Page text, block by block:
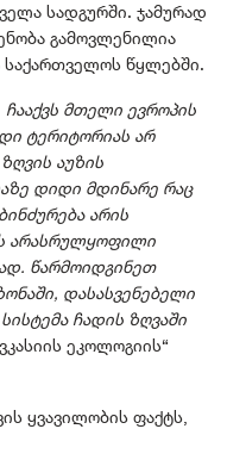
სადგურში. ჯამურად
გამოვლენილია
წყლებში.
მთელი ევროპის
ტერიტორიას არ
აუზის
დიდი მდინარე რაც
არის
არასრულყოფილი
წარმოიდგინეთ
დასასვენებელი
ჩადის ზღვაში
ეკოლოგიის“
ყვავილობის ფაქტს,